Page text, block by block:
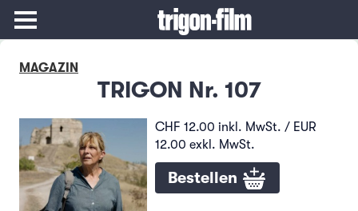
MAGAZIN
TRIGON Nr. 107
CHF 12.00 inkl. MwSt. / EUR
12.00 exkl. MwSt.
Bestellen